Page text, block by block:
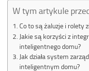
W tym artykule
Co to są żaluzje i rolety
Jakie są korzyści z
inteligentnego domu?
Jak działa system
inteligentnym domu?